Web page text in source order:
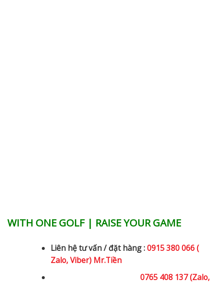
WITH ONE GOLF | RAISE YOUR GAME
Liên hệ tư vấn / đặt hàng :0915 380 066 (
Zalo, Viber) Mr.Tiền
0765 408 137 (Zalo,